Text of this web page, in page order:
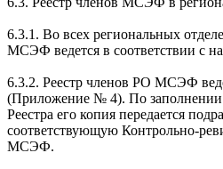
6.3.1. Во всех региональных
МСЭФ ведется в соответствии с
6.3.2. Реестр членов РО МСЭФ
(Приложение № 4). По заполнении
Реестра его копия передается
соответствующую Контрольно-
МСЭФ.